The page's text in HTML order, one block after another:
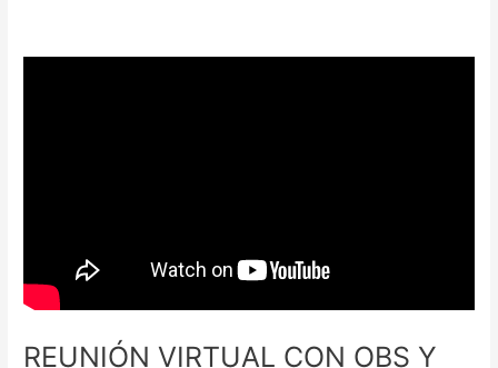
REUNIÓN VIRTUAL CON OBS Y